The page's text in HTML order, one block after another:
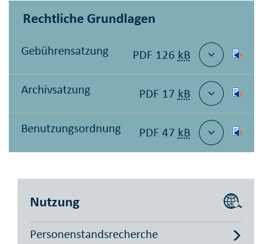
Rechtliche Grundlagen
Gebührensatzung PDF 126 kB
Archivsatzung PDF 17 kB
Benutzungsordnung PDF 47 kB
Nutzung
Personenstandsrecherche